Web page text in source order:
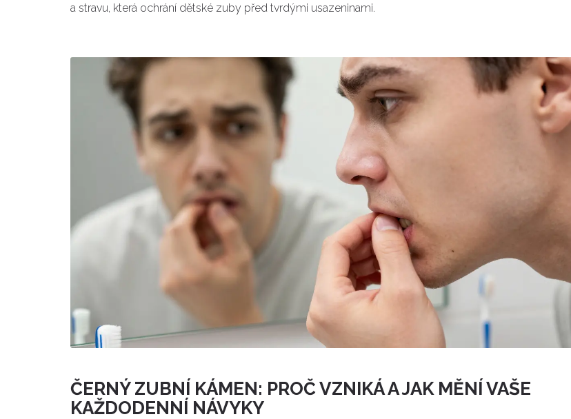
a stravu, která ochrání dětské zuby před tvrdými usazeninami.
ČERNÝ ZUBNÍ KÁMEN: PROČ VZNIKÁ A JAK MĚNÍ VAŠE
KAŽDODENNÍ NÁVYKY